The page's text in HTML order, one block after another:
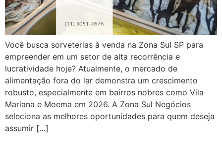
Você busca sorveterias à venda na Zona Sul SP para
empreender em um setor de alta recorrência e
lucratividade hoje? Atualmente, o mercado de
alimentação fora do lar demonstra um crescimento
robusto, especialmente em bairros nobres como Vila
Mariana e Moema em 2026. A Zona Sul Negócios
seleciona as melhores oportunidades para quem deseja
assumir […]